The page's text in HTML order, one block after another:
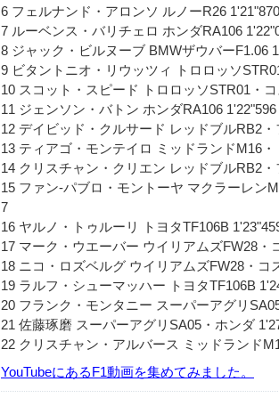
6 フェルナンド・アロンソ ルノーR26
7 ルーベンス・バリチェロ ホンダRA106
8 ジャック・ビルヌーブ BMWザウバーF1.06
9 ビタントニオ・リウッツィ トロロッソ
10 スコット・スピード トロロッソSTR01・
11 ジェンソン・バトン ホンダRA106 1'22"596
12 デイビッド・クルサード レッドブルRB2
13 ティアゴ・モンテイロ ミッドランドM16・
14 クリスチャン・クリエン レッドブルRB2
15 ファン-パブロ・モントーヤ マクラーレン
7
16 ヤルノ・トゥルーリ トヨタTF106B
17 マーク・ウエーバー ウイリアムズFW28・
18 ニコ・ロズベルグ ウイリアムズFW28・コ
19 ラルフ・シューマッハー トヨタTF106B
20 フランク・モンタニー スーパーアグリ
21 佐藤琢磨 スーパーアグリSA05・ホンダ
22 クリスチャン・アルバース ミッドランド
YouTubeにあるF1動画を集めてみました。